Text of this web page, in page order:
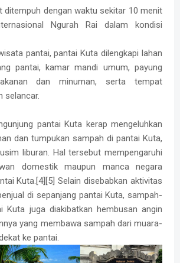
ditempuh dengan waktu sekitar 10 menit
Ngurah Rai dalam kondisi
pantai, pantai Kuta dilengkapi lahan
pantai, kamar mandi umum, payung
dan minuman, serta tempat
selancar.
pantai Kuta kerap mengeluhkan
dan tumpukan sampah di pantai Kuta,
liburan. Hal tersebut mempengaruhi
domestik maupun manca negara
Kuta.[4][5] Selain disebabkan aktivitas
di sepanjang pantai Kuta, sampah-
Kuta juga diakibatkan hembusan angin
yang membawa sampah dari muara-
ke pantai.